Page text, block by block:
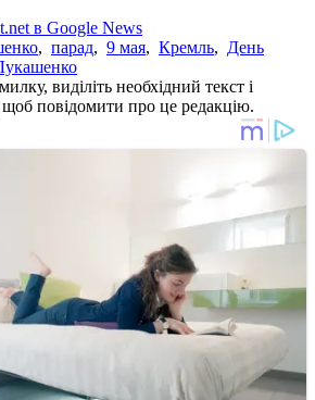
в Google News
, парад, 9 мая, Кремль, День
виділіть необхідний текст і
повідомити про це редакцію.